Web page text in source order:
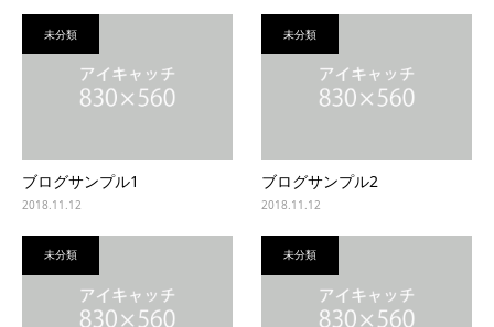
未分類
ブログサンプル1
2018.11.12
未分類
ブログサンプル2
2018.11.12
未分類 未分類